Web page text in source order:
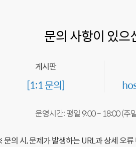
문의 사항이 있으
게시판
[1:1 문의]
운영시간: 평일 9:00 ~ 18:00 (주
문의 시, 문제가 발생하는 URL과 상세 오